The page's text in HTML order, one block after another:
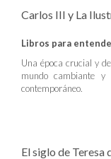
Carlos III y La
Libros para
Una época crucial y
mundo cambiante
contemporáneo.
El siglo de Teresa